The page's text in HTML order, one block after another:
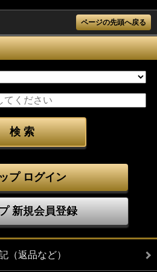
ページの先頭へ戻る
プ ログイン
新規会員登録
（返品など）